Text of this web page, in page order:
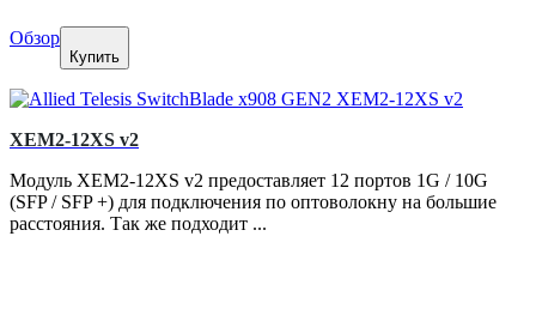
Обзор
Купить
XEM2-12XS v2
Модуль XEM2-12XS v2 предоставляет 12 портов 1G / 10G
(SFP / SFP +) для подключения по оптоволокну на большие
расстояния. Так же подходит ...